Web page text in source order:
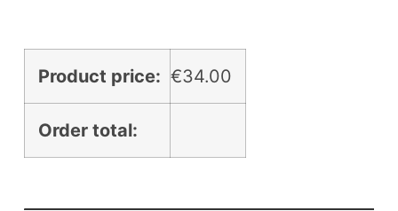
Product price: €34.00
Order total: